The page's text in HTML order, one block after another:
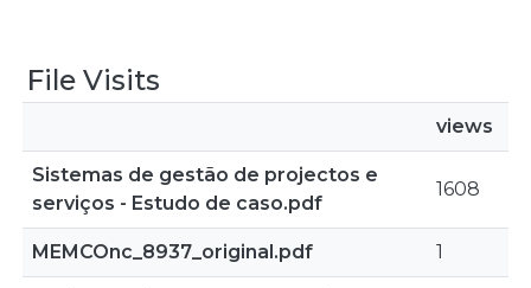
File Visits
views
Sistemas de gestão de projectos e
serviços - Estudo de caso.pdf
1608
MEMCOnc_8937_original.pdf 1